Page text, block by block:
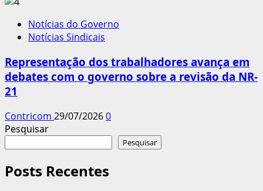
Notícias do Governo
Notícias Sindicais
Representação dos trabalhadores avança em
debates com o governo sobre a revisão da NR-
21
Contricom 29/07/20260
Pesquisar
Pesquisar
Posts Recentes